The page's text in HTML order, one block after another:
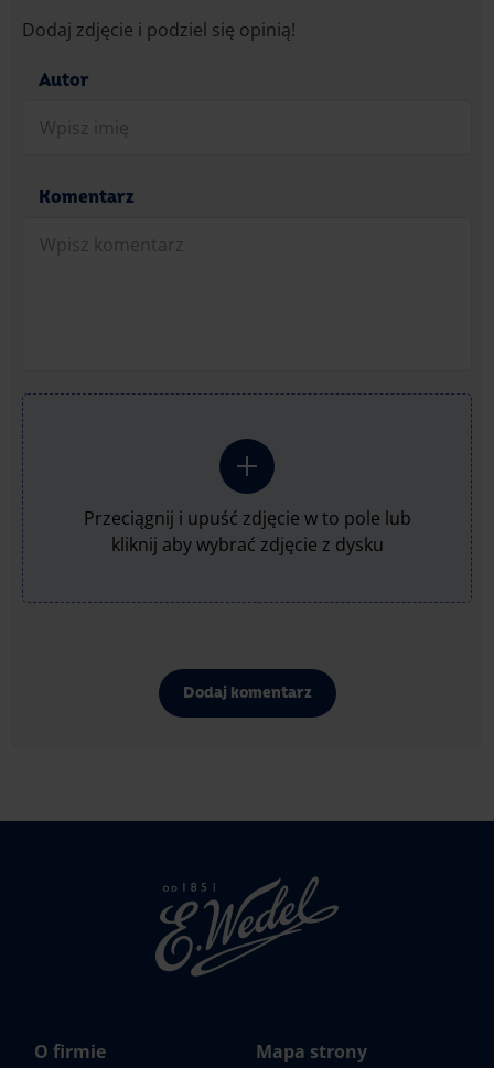
Dodaj zdjęcie i podziel się opinią!
Autor
Komentarz
Przeciągnij i upuść zdjęcie w to pole lub
kliknij aby wybrać zdjęcie z dysku
Dodaj komentarz
Strona
głowna
Wedel.pl
O firmie Mapa strony